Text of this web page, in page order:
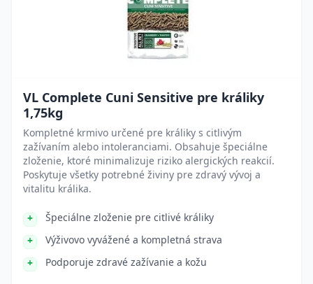
VL Complete Cuni Sensitive pre králiky
1,75kg
Kompletné krmivo určené pre králiky s citlivým
zažívaním alebo intoleranciami. Obsahuje špeciálne
zloženie, ktoré minimalizuje riziko alergických reakcií.
Poskytuje všetky potrebné živiny pre zdravý vývoj a
vitalitu králika.
Špeciálne zloženie pre citlivé králiky
Výživovo vyvážené a kompletná strava
Podporuje zdravé zažívanie a kožu